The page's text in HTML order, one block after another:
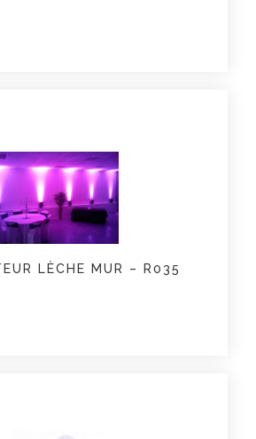
LÈCHE MUR – R035